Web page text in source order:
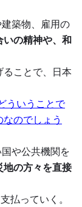
築物、雇用の
いの精神や、和
ことで、日本
ういうことで
のでしょう
や公共機関を
の方々を直接
払っていく。